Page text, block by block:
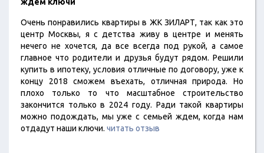
Очень понравились квартиры в ЖК ЗИЛАРТ, так как это
центр Москвы, я с детства живу в центре и менять
нечего не хочется, да все всегда под рукой, а самое
главное что родители и друзья будут рядом. Решили
купить в ипотеку, условия отличные по договору, уже к
концу 2018 сможем въехать, отличная природа. Но
плохо только то что масштабное строительство
закончится только в 2024 году. Ради такой квартиры
можно подождать, мы уже с семьей ждем, когда нам
отдадут наши ключи. читать отзыв